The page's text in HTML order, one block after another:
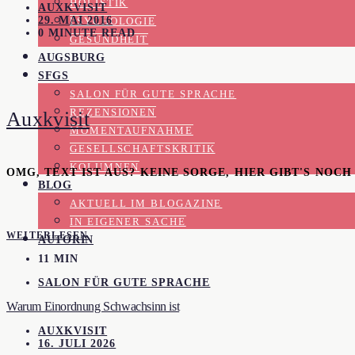
HOLISTIK
PSYCHOLOGIE
GESUNDHEIT
AUGSBURG
SFGS
SALON FÜR GUTE SPRACHE
REZENSIONEN
MOMENTAUFNAHME
GESELLSCHAFTSKRITIK
KOLUMNEN
BLOG
AKTUELL IM BLOGAZINE
IN EIGENER SACHE
AUTORIN
AUXKVISIT
29. MAI 2016
0 MINUTE READ
Auxkvisit
OMG, TEXT IST AUS? KEINE SORGE, HIER GIBT'S
WEITERLESEN
11 MIN
SALON FÜR GUTE SPRACHE
Warum Einordnung Schwachsinn ist
AUXKVISIT
16. JULI 2026